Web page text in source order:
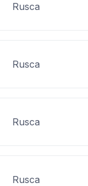
Rusca
Rusca
Rusca
Rusca